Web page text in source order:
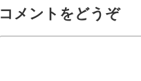
コメントをどうぞ